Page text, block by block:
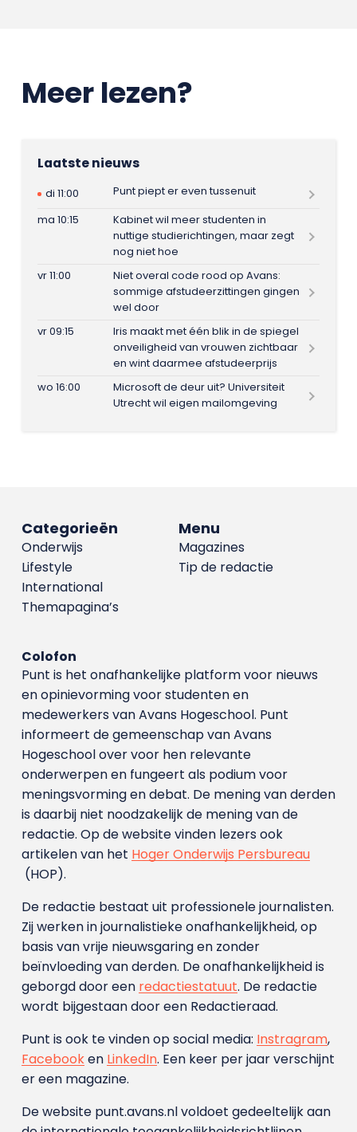
Meer lezen?
Laatste nieuws
di 11:00
Punt piept er even tussenuit
ma 10:15
Kabinet wil meer studenten in
nuttige studierichtingen, maar zegt
nog niet hoe
vr 11:00
Niet overal code rood op Avans:
sommige afstudeerzittingen gingen
wel door
vr 09:15
Iris maakt met één blik in de spiegel
onveiligheid van vrouwen zichtbaar
en wint daarmee afstudeerprijs
wo 16:00
Microsoft de deur uit? Universiteit
Utrecht wil eigen mailomgeving
Menu
Magazines
Tip de redactie
Categorieën
Onderwijs
Lifestyle
International
Themapagina’s
Colofon
Punt is het onafhankelijke platform voor nieuws
en opinievorming voor studenten en
medewerkers van Avans Hoge­school. Punt
informeert de gemeenschap van Avans
Hogeschool over voor hen relevante
onderwerpen en fungeert als podium voor
meningsvorming en debat. De mening van derden
is daarbij niet noodzakelijk de mening van de
redactie. Op de website vinden lezers ook
artikelen van het Hoger Onderwijs Persbureau
(HOP).
De redactie bestaat uit professionele journalisten.
Zij werken in journalistieke onafhankelijkheid, op
basis van vrije nieuwsgaring en zonder
beïnvloeding van derden. De onafhankelijkheid is
geborgd door een redactiestatuut. De redactie
wordt bijgestaan door een Redactieraad.
Punt is ook te vinden op social media: Instragram,
Facebooken LinkedIn. Een keer per jaar verschijnt
er een magazine.
De website punt.avans.nl voldoet gedeeltelijk aan